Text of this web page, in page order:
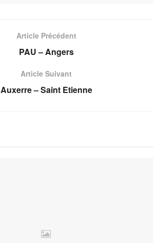
Article Précédent
PAU – Angers
Article Suivant
Auxerre – Saint Etienne